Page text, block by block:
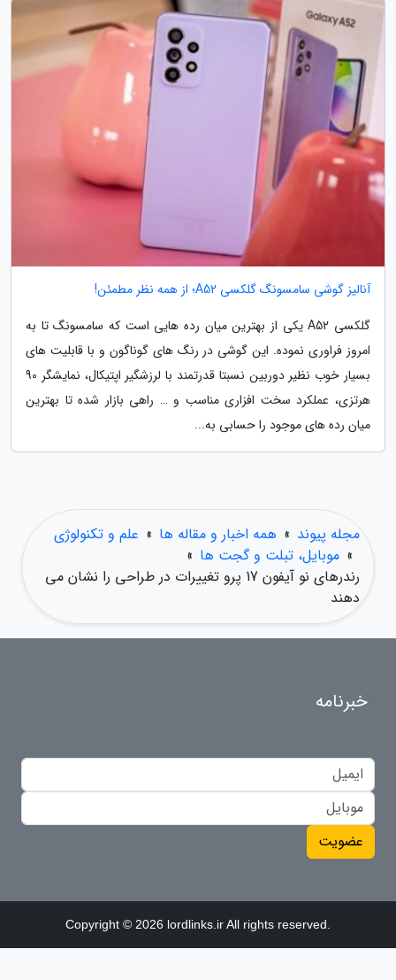
آنالیز گوشی سامسونگ گلکسی A52؛ از همه نظر مطمئن!
گلکسی A52 یکی از بهترین میان رده هایی است که سامسونگ تا به
امروز فراوری نموده. این گوشی در رنگ های گوناگون و با قابلیت های
بسیار خوب نظیر دوربین نسبتا قدرتمند با لرزشگیر اپتیکال، نمایشگر 90
هرتزی، عملکرد سخت افزاری مناسب و … راهی بازار شده تا بهترین
میان رده های موجود را حسابی به...
مجله پیوند » همه اخبار و مقاله ها » علم و تکنولوژی
» موبایل، تبلت و گجت ها »
رندرهای نو آیفون 17 پرو تغییرات در طراحی را نشان می
دهند
خبرنامه
عضویت
Copyright © 2026 lordlinks.ir All rights reserved.